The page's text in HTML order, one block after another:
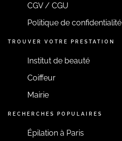
CGV / CGU
Politique de confidentialité
TROUVER VOTRE PRESTATION
Institut de beauté
Coiffeur
Mairie
RECHERCHES POPULAIRES
Épilation à Paris